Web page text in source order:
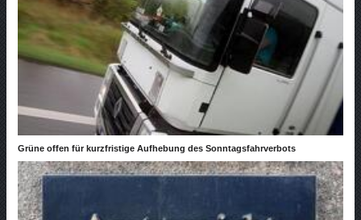
Grüne offen für kurzfristige Aufhebung des Sonntagsfahrverbots